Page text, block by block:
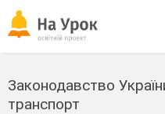
Законодавство
транспорт